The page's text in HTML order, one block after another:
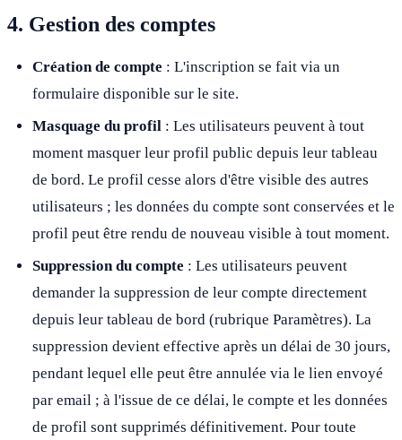
4. Gestion des comptes
Création de compte : L'inscription se fait via un
formulaire disponible sur le site.
Masquage du profil : Les utilisateurs peuvent à tout
moment masquer leur profil public depuis leur tableau
de bord. Le profil cesse alors d'être visible des autres
utilisateurs ; les données du compte sont conservées et le
profil peut être rendu de nouveau visible à tout moment.
Suppression du compte : Les utilisateurs peuvent
demander la suppression de leur compte directement
depuis leur tableau de bord (rubrique Paramètres). La
suppression devient effective après un délai de 30 jours,
pendant lequel elle peut être annulée via le lien envoyé
par email ; à l'issue de ce délai, le compte et les données
de profil sont supprimés définitivement. Pour toute